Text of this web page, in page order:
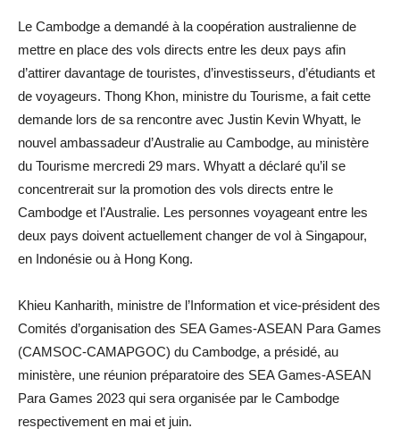
Le Cambodge a demandé à la coopération australienne de
mettre en place des vols directs entre les deux pays afin
d’attirer davantage de touristes, d’investisseurs, d’étudiants et
de voyageurs. Thong Khon, ministre du Tourisme, a fait cette
demande lors de sa rencontre avec Justin Kevin Whyatt, le
nouvel ambassadeur d’Australie au Cambodge, au ministère
du Tourisme mercredi 29 mars. Whyatt a déclaré qu’il se
concentrerait sur la promotion des vols directs entre le
Cambodge et l’Australie. Les personnes voyageant entre les
deux pays doivent actuellement changer de vol à Singapour,
en Indonésie ou à Hong Kong.
Khieu Kanharith, ministre de l’Information et vice-président des
Comités d’organisation des SEA Games-ASEAN Para Games
(CAMSOC-CAMAPGOC) du Cambodge, a présidé, au
ministère, une réunion préparatoire des SEA Games-ASEAN
Para Games 2023 qui sera organisée par le Cambodge
respectivement en mai et juin.